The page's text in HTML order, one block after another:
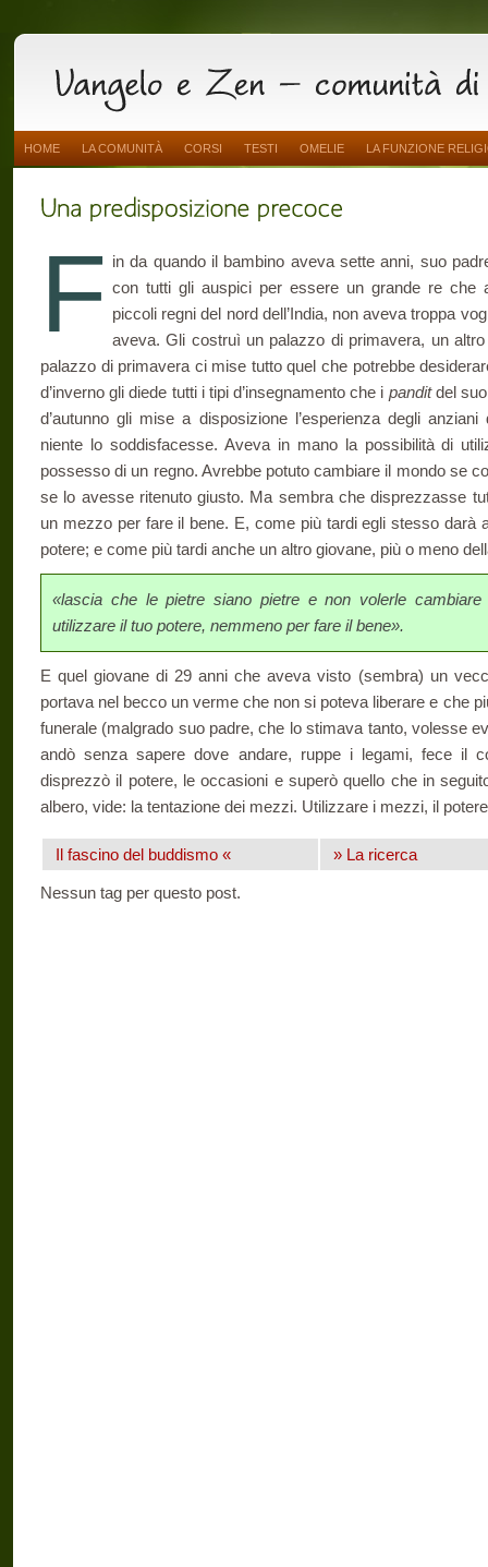
HOME LA COMUNITÀ CORSI TESTI OMELIE LA FUNZIONE
F in da quando il bambino aveva sette anni, suo
con tutti gli auspici per essere un grande re che
piccoli regni del nord dell’India, non aveva troppa
aveva. Gli costruì un palazzo di primavera, un altro
palazzo di primavera ci mise tutto quel che potrebbe
d’inverno gli diede tutti i tipi d’insegnamento che i panditdel
d’autunno gli mise a disposizione l’esperienza degli
niente lo soddisfacesse. Aveva in mano la possibilità di
possesso di un regno. Avrebbe potuto cambiare il mondo se
se lo avesse ritenuto giusto. Ma sembra che disprezzasse
un mezzo per fare il bene. E, come più tardi egli stesso darà
potere; e come più tardi anche un altro giovane, più o meno
«lascia che le pietre siano pietre e non volerle
utilizzare il tuo potere, nemmeno per fare il bene».
E quel giovane di 29 anni che aveva visto (sembra) un
portava nel becco un verme che non si poteva liberare e che
funerale (malgrado suo padre, che lo stimava tanto, volesse
andò senza sapere dove andare, ruppe i legami, fece il
disprezzò il potere, le occasioni e superò quello che in
albero, vide: la tentazione dei mezzi. Utilizzare i mezzi, il
Il fascino del buddismo « » La ricerca
Nessun tag per questo post.